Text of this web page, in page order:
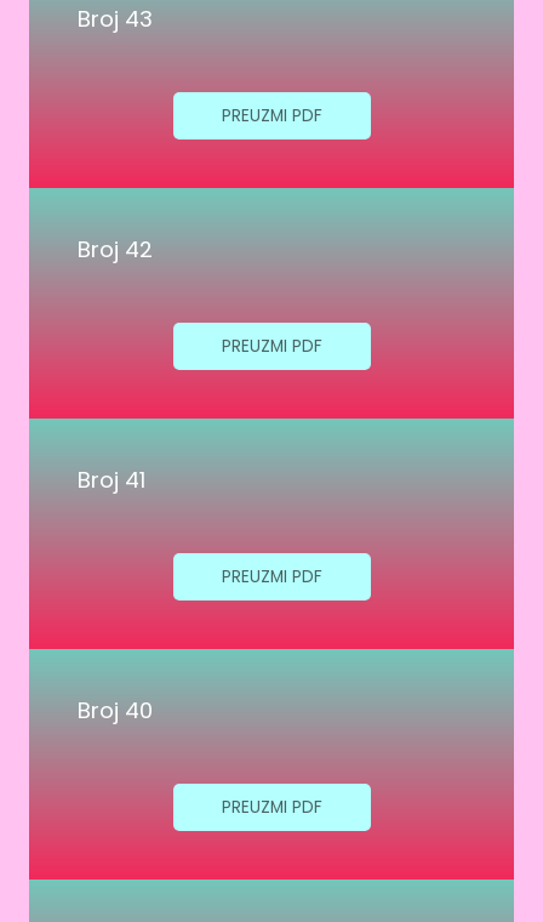
Broj 43
PREUZMI PDF
Broj 42
PREUZMI PDF
Broj 41
PREUZMI PDF
Broj 40
PREUZMI PDF